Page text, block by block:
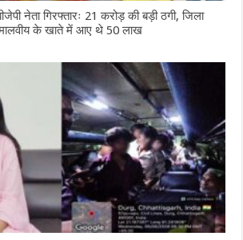
नेता गिरफ्तारः 21 करोड़ की बड़ी ठगी, जिला
के खाते में आए थे 50 लाख